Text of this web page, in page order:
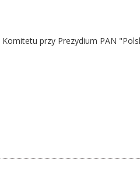
przy Prezydium PAN